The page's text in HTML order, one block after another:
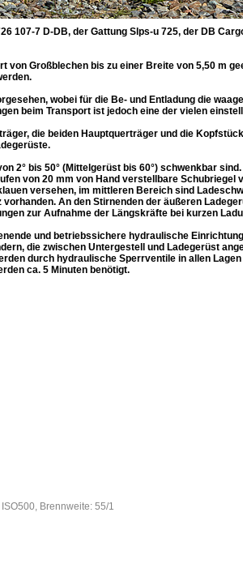
107-7 D-DB, der Gattung Slps-u 725, der DB
von Großblechen bis zu einer Breite von 5,50 m
wobei für die Be- und Entladung die
beim Transport ist jedoch eine der vielen
die beiden Hauptquerträger und die
2° bis 50° (Mittelgerüst bis 60°) schwenkbar
von 20 mm von Hand verstellbare Schubriegel
versehen, im mittleren Bereich sind
An den Stirnenden der äußeren
zur Aufnahme der Längskräfte bei kurzen
und betriebssichere hydraulische
die zwischen Untergestell und Ladegerüst
durch hydraulische Sperrventile in allen
ca. 5 Minuten benötigt.
Brennweite: 55/1